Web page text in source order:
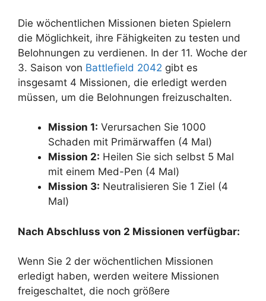
Die wöchentlichen Missionen bieten Spielern
die Möglichkeit, ihre Fähigkeiten zu testen und
Belohnungen zu verdienen. In der 11. Woche der
3. Saison von Battlefield 2042 gibt es
insgesamt 4 Missionen, die erledigt werden
müssen, um die Belohnungen freizuschalten.
Mission 1: Verursachen Sie 1000
Schaden mit Primärwaffen (4 Mal)
Mission 2: Heilen Sie sich selbst 5 Mal
mit einem Med-Pen (4 Mal)
Mission 3: Neutralisieren Sie 1 Ziel (4
Mal)
Nach Abschluss von 2 Missionen verfügbar:
Wenn Sie 2 der wöchentlichen Missionen
erledigt haben, werden weitere Missionen
freigeschaltet, die noch größere